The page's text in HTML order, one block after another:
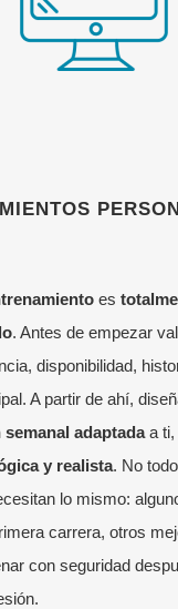
es
. Antes de empezar
disponibilidad,
A partir de ahí,
adaptadaa ti,
y realista. No
lo mismo:
carrera, otros
con seguridad